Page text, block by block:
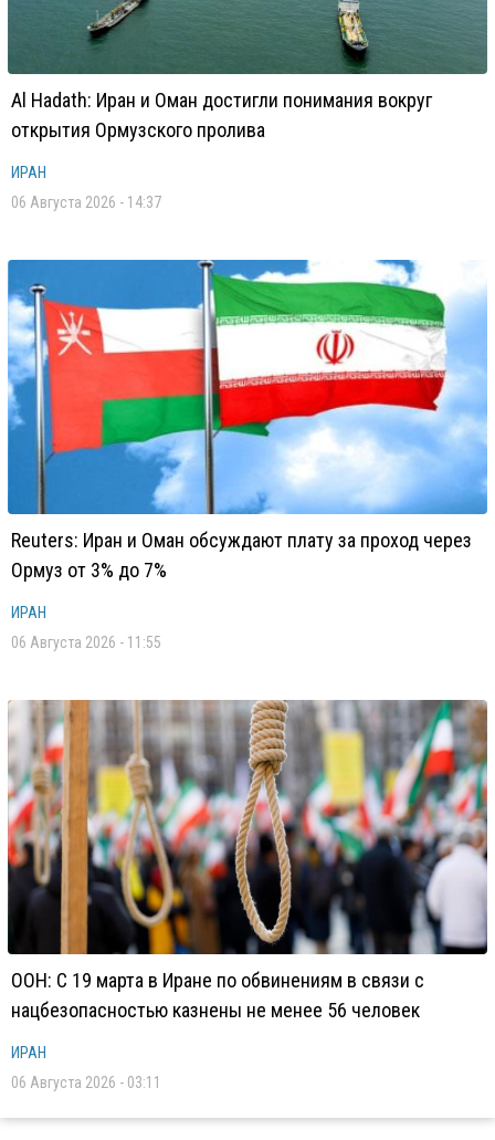
Al Hadath: Иран и Оман достигли понимания вокруг
открытия Ормузского пролива
ИРАН
06 Августа 2026 - 14:37
Reuters: Иран и Оман обсуждают плату за проход через
Ормуз от 3% до 7%
ИРАН
06 Августа 2026 - 11:55
ООН: С 19 марта в Иране по обвинениям в связи с
нацбезопасностью казнены не менее 56 человек
ИРАН
06 Августа 2026 - 03:11